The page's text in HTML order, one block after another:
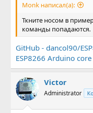
Mоnk написал(а):
Ткните носом в
команды попадаются.
GitHub - dancol90/
ESP8266 Arduino core
Victor
Administrator